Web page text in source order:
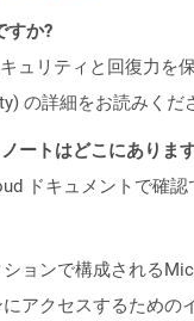
すか?
ュリティと回復力
の詳細をお読みくだ
ートはどこにありま
ドキュメントで確認
ョンで構成される
アクセスするため